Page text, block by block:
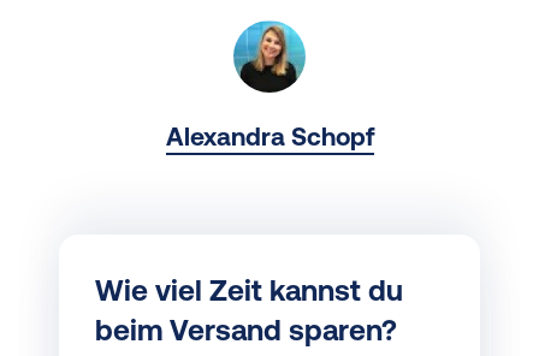
Alexandra Schopf
Wie viel Zeit kannst du
beim Versand sparen?